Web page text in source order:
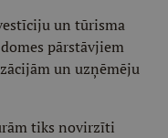
un tūrisma
pārstāvjiem
un uzņēmēju
tiks novirzīti